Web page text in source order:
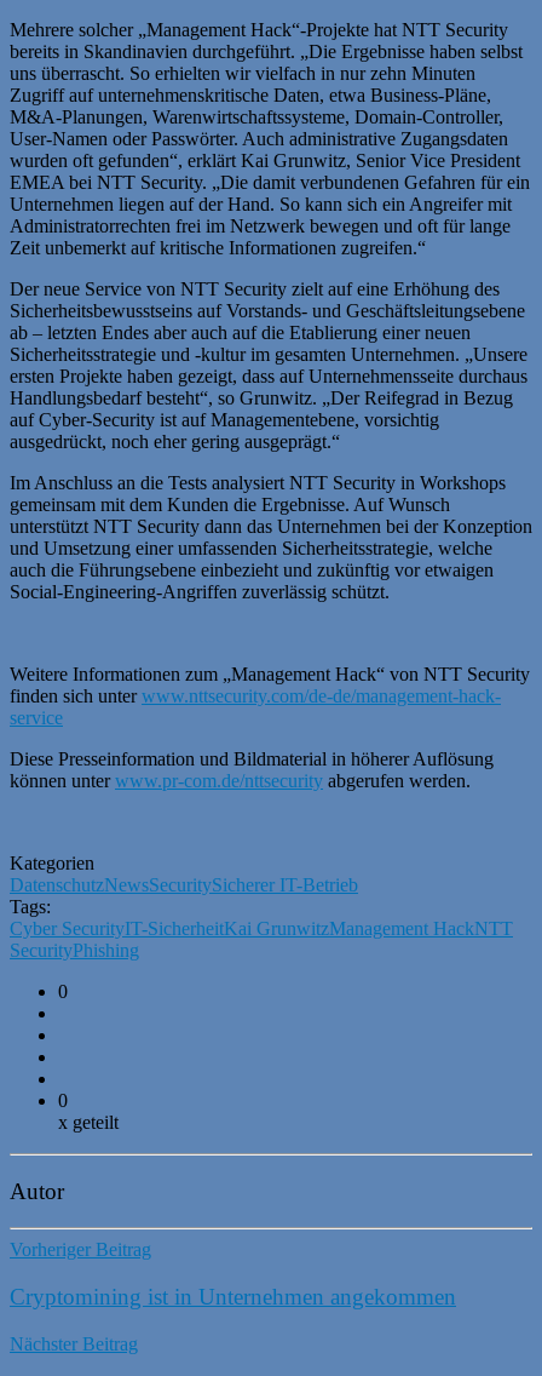
Mehrere solcher „Management Hack“-Projekte hat NTT Security
bereits in Skandinavien durchgeführt. „Die Ergebnisse haben selbst
uns überrascht. So erhielten wir vielfach in nur zehn Minuten
Zugriff auf unternehmenskritische Daten, etwa Business-Pläne,
M&A-Planungen, Warenwirtschaftssysteme, Domain-Controller,
User-Namen oder Passwörter. Auch administrative Zugangsdaten
wurden oft gefunden“, erklärt Kai Grunwitz, Senior Vice President
EMEA bei NTT Security. „Die damit verbundenen Gefahren für ein
Unternehmen liegen auf der Hand. So kann sich ein Angreifer mit
Administratorrechten frei im Netzwerk bewegen und oft für lange
Zeit unbemerkt auf kritische Informationen zugreifen.“
Der neue Service von NTT Security zielt auf eine Erhöhung des
Sicherheitsbewusstseins auf Vorstands- und Geschäftsleitungsebene
ab – letzten Endes aber auch auf die Etablierung einer neuen
Sicherheitsstrategie und -kultur im gesamten Unternehmen. „Unsere
ersten Projekte haben gezeigt, dass auf Unternehmensseite durchaus
Handlungsbedarf besteht“, so Grunwitz. „Der Reifegrad in Bezug
auf Cyber-Security ist auf Managementebene, vorsichtig
ausgedrückt, noch eher gering ausgeprägt.“
Im Anschluss an die Tests analysiert NTT Security in Workshops
gemeinsam mit dem Kunden die Ergebnisse. Auf Wunsch
unterstützt NTT Security dann das Unternehmen bei der Konzeption
und Umsetzung einer umfassenden Sicherheitsstrategie, welche
auch die Führungsebene einbezieht und zukünftig vor etwaigen
Social-Engineering-Angriffen zuverlässig schützt.
Weitere Informationen zum „Management Hack“ von NTT Security
finden sich unterwww.nttsecurity.com/de-de/management-hack-
service
Diese Presseinformation und Bildmaterial in höherer Auflösung
können unterwww.pr-com.de/nttsecurity abgerufen werden.
Kategorien
DatenschutzNewsSecuritySicherer IT-Betrieb
Tags:
Cyber SecurityIT-SicherheitKai GrunwitzManagement HackNTT
SecurityPhishing
0
0
x geteilt
Autor
Vorheriger Beitrag
Cryptomining ist in Unternehmen angekommen
Nächster Beitrag